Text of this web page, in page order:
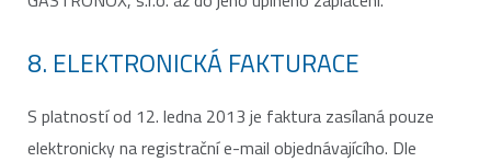
8. ELEKTRONICKÁ FAKTURACE
S platností od 12. ledna 2013 je faktura zasílaná pouze
elektronicky na registrační e-mail objednávajícího. Dle